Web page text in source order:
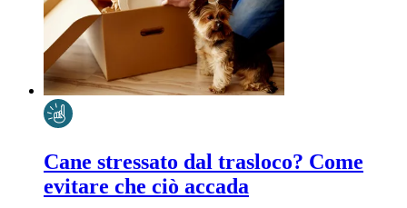
Cane stressato dal trasloco? Come
evitare che ciò accada